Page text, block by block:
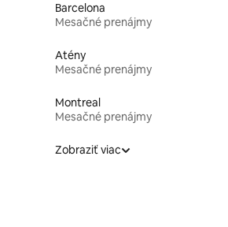
Barcelona
Mesačné prenájmy
Atény
Mesačné prenájmy
Montreal
Mesačné prenájmy
Zobraziť viac